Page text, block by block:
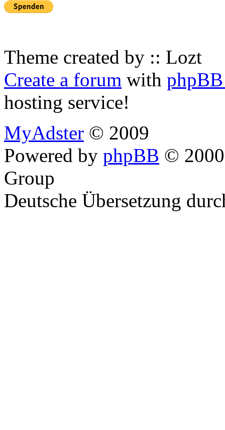
Theme created by :: Lozt
Create a forum with
hosting service!
MyAdster © 2009
Powered by phpBB ©
Group
Deutsche Übersetzung